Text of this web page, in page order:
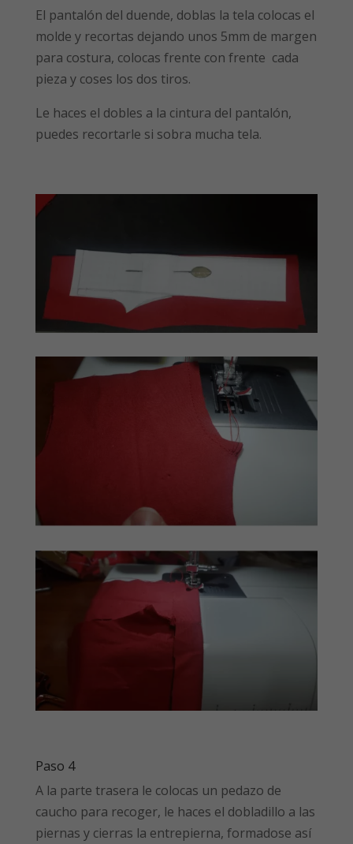
El pantalón del duende, doblas la tela colocas el
molde y recortas dejando unos 5mm de margen
para costura, colocas frente con frente cada
pieza y coses los dos tiros.
Le haces el dobles a la cintura del pantalón,
puedes recortarle si sobra mucha tela.
Paso 4
A la parte trasera le colocas un pedazo de
caucho para recoger, le haces el dobladillo a las
piernas y cierras la entrepierna, formadose así